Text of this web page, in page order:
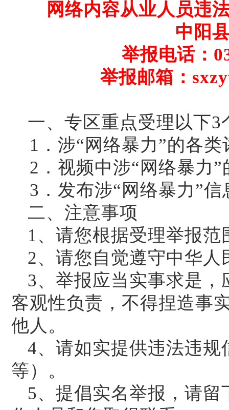
网络内容从业人员违
中阳
举报电话：
举报邮箱：
一、专区重点受理以下
1．涉“网络暴力”的各类
2．视频中涉“网络暴力
3．发布涉“网络暴力”
二、注意事项
1、请您根据受理举报范
2、请您自觉遵守中华
3、举报应当实事求是
客观性负责，不得捏造事
他人。
4、请如实提供违法违
等）。
5、提倡实名举报，请